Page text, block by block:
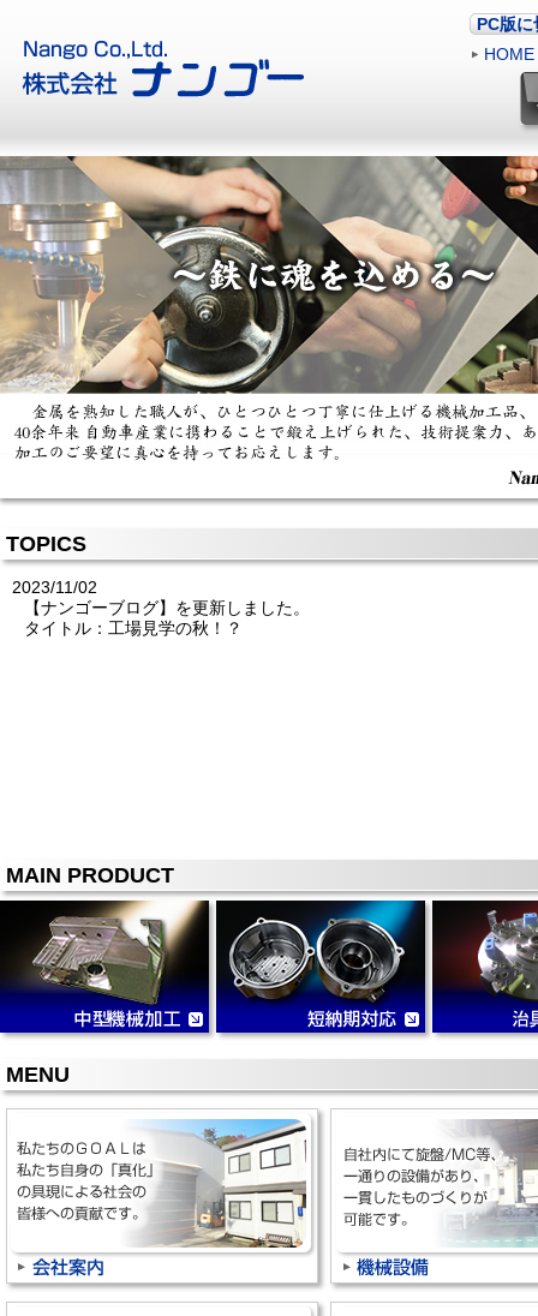
PC版に
HOME
TOPICS
2023/11/02
【ナンゴーブログ】を更新しました。
タイトル：工場見学の秋！？
MAIN PRODUCT
MENU